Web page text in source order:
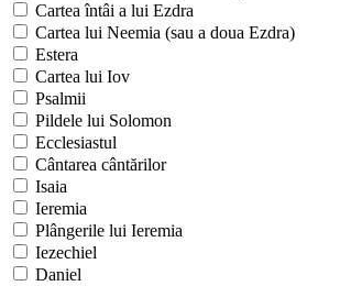
Cartea întâi a lui Ezdra
Cartea lui Neemia (sau a doua Ezdra)
Estera
Cartea lui Iov
Psalmii
Pildele lui Solomon
Ecclesiastul
Cântarea cântărilor
Isaia
Ieremia
Plângerile lui Ieremia
Iezechiel
Daniel